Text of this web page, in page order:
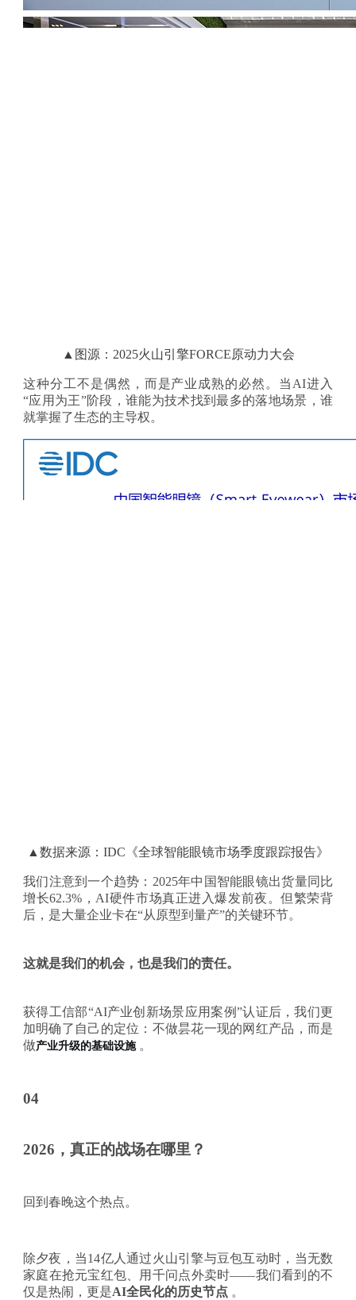
▲ 图源：2025火山引擎FORCE原动力大会
这种分工不是偶然，而是产业成熟的必然。当 AI进入
“应用为王”阶段，谁能为技术找到最多的落地场景，谁
就掌握了生态的主导权。
▲数据来源：IDC《全球智能眼镜市场季度跟踪报告》
我们注意到一个趋势： 2025年中国智能眼镜出货量同比
增长62.3%，AI硬件市场真正进入爆发前夜。但繁荣背
后，是大量企业卡在“从原型到量产”的关键环节。
这就是我们的机会，也是我们的责任。
获得工信部“AI产业创新场景应用案例”认证后，我们更
加明确了自己的定位：不做昙花一现的网红产品，而是
做产业升级的基础设施 。
04
2026，真正的战场在哪里？
回到春晚这个热点。
除夕夜，当14亿人通过火山引擎与豆包互动时，当无数
家庭在抢元宝红包、用千问点外卖时——我们看到的不
仅是热闹，更是AI全民化的历史节点 。